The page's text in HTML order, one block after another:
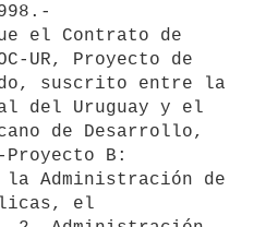
el Contrato de
UR, Proyecto de
suscrito entre la
del Uruguay y el
de Desarrollo,
Proyecto B:
la Administración de
el